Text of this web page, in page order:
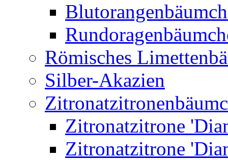
Römisches
Silber-Akazien
Zitronatzitrone
Zitronatzitrone